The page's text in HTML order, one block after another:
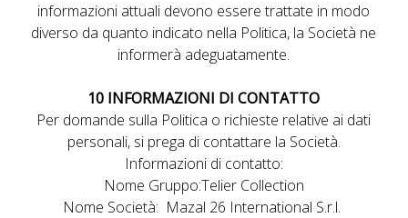
informazioni attuali devono essere trattate in modo
diverso da quanto indicato nella Politica, la Società ne
informerà adeguatamente.
10 INFORMAZIONI DI CONTATTO
Per domande sulla Politica o richieste relative ai dati
personali, si prega di contattare la Società.
Informazioni di contatto:
Nome Gruppo:Telier Collection
Nome Società: Mazal 26 International S.r.l.